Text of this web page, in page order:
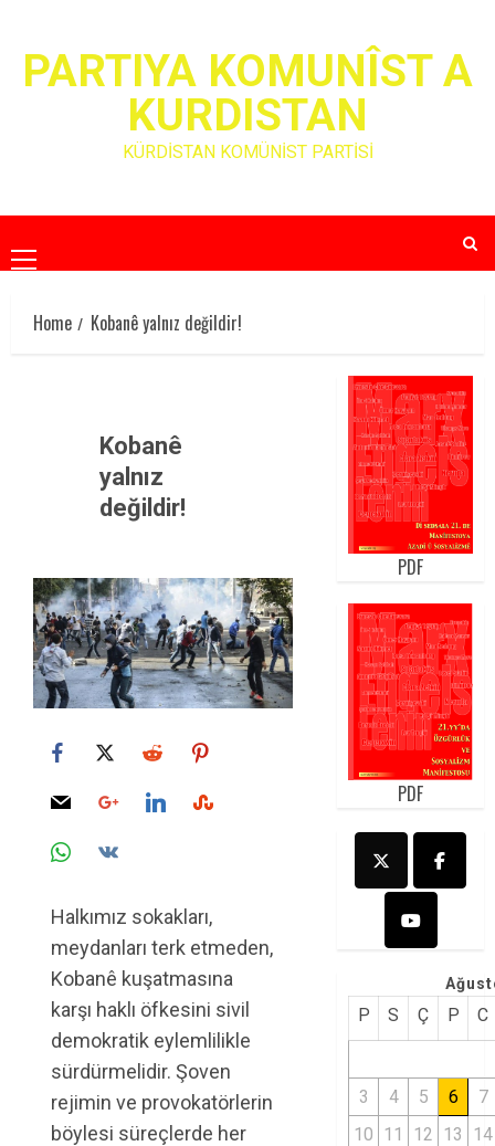
contentPARTIYA KOMUNÎST A
KURDISTAN
KÜRDİSTAN KOMÜNİST PARTİSİ
Primary
Menu
Home
Kobanê yalnız değildir!
Kobanê
yalnız
değildir!
Halkımız sokakları,
meydanları terk etmeden,
Kobanê kuşatmasına
karşı haklı öfkesini sivil
demokratik eylemlilikle
sürdürmelidir. Şoven
rejimin ve provokatörlerin
böylesi süreçlerde her
PDF
PDF
P S Ç P C
3 4 5 6
7
10 11 12 13
14